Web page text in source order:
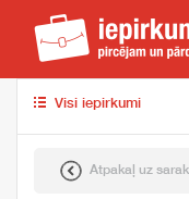
Visi iepirkumi
Atpakaļ uz